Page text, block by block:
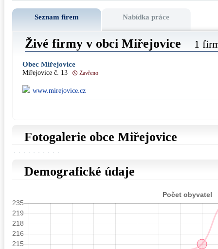
Seznam firem Nabídka práce
Živé firmy v obci Miřejovice 1
Obec Miřejovice
Miřejovice č. 13 Zavřeno
www.mirejovice.cz
Fotogalerie obce Miřejovice
Demografické údaje